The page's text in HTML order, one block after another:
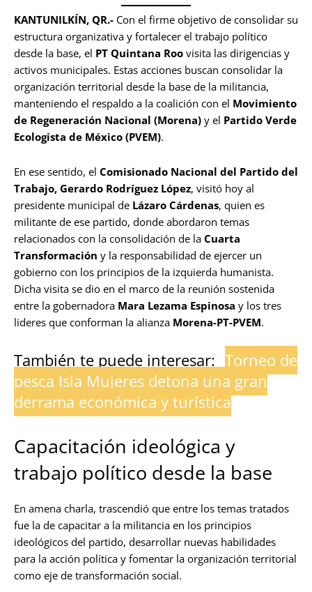
KANTUNILKÍN, QR.- Con el firme objetivo de consolidar su
estructura organizativa y fortalecer el trabajo político
desde la base, el PT Quintana Roo visita las dirigencias y
activos municipales. Estas acciones buscan consolidar la
organización territorial desde la base de la militancia,
manteniendo el respaldo a la coalición con el Movimiento
de Regeneración Nacional (Morena) y el Partido Verde
Ecologista de México (PVEM).
En ese sentido, el Comisionado Nacional del Partido del
Trabajo, Gerardo Rodríguez López, visitó hoy al
presidente municipal de Lázaro Cárdenas, quien es
militante de ese partido, donde abordaron temas
relacionados con la consolidación de la Cuarta
Transformación y la responsabilidad de ejercer un
gobierno con los principios de la izquierda humanista.
Dicha visita se dio en el marco de la reunión sostenida
entre la gobernadora Mara Lezama Espinosa y los tres
lideres que conforman la alianza Morena-PT-PVEM.
También te puede interesar: Torneo de
pesca Isla Mujeres detona una gran
derrama económica y turística
Capacitación ideológica y
trabajo político desde la base
En amena charla, trascendió que entre los temas tratados
fue la de capacitar a la militancia en los principios
ideológicos del partido, desarrollar nuevas habilidades
para la acción política y fomentar la organización territorial
como eje de transformación social.